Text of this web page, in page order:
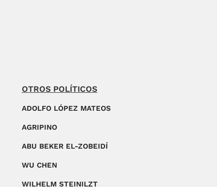
OTROS POLÍTICOS
ADOLFO LÓPEZ MATEOS
AGRIPINO
ABU BEKER EL-ZOBEIDÍ
WU CHEN
WILHELM STEINILZT